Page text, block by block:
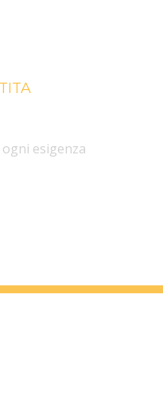
esigenza